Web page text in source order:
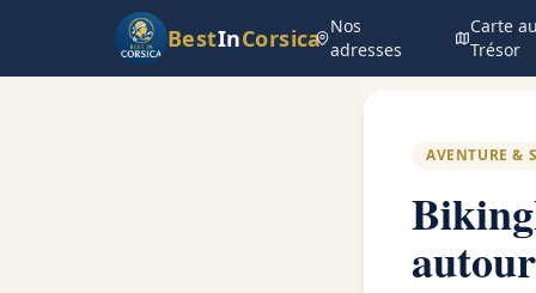
BestInCorsica Nos
adresses
Carte au
Trésor
Retour au blog
AVENTURE &